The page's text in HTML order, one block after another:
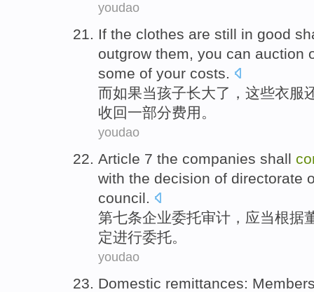
youdao
If the clothes are still in good
outgrow them, you can auction
some of your costs.
而如果当孩子长大了 ， 这些衣服
收回 一部分费用。
youdao
Article 7 the companies shall
with the decision of directorate
council.
第七条企业委托审计 ， 应当根据
定进行委托。
youdao
Domestic remittances: